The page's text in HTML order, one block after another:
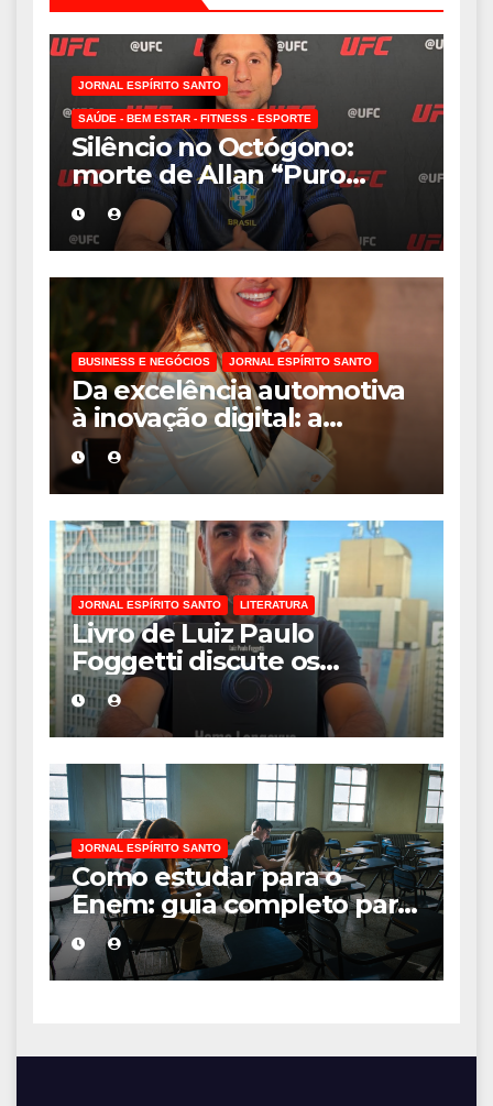
JORNAL ESPÍRITO SANTO
SAÚDE - BEM ESTAR - FITNESS - ESPORTE
Silêncio no Octógono:
morte de Allan “Puro
Osso” interrompe
trajetória de destaque no
MMA aos 34 anos
BUSINESS E NEGÓCIOS JORNAL ESPÍRITO SANTO
Da excelência automotiva
à inovação digital: a
trajetória internacional da
empresária Adriene Silva
JORNAL ESPÍRITO SANTO LITERATURA
Livro de Luiz Paulo
Foggetti discute os
desafios de uma
sociedade onde viver até
aos 120 anos poderá ser
realidade
JORNAL ESPÍRITO SANTO
Como estudar para o
Enem: guia completo para
conquistar a vaga na
universidade